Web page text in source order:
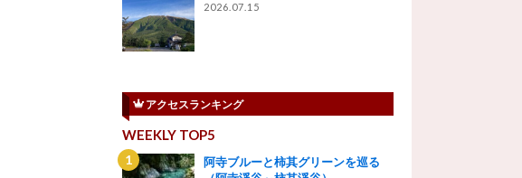
2026.07.15
アクセスランキング
WEEKLY TOP5
阿寺ブルーと柿其グリーンを巡る